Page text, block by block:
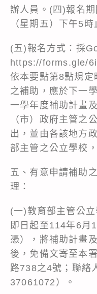
辦人員。(四)報名
（星期五）下午5時
(五)報名方式：採
https://forms.gle/
依本要點第8點規
之補助，應於下一
一學年度補助計畫
（市）政府主管之
出，並由各該地方
部主管之公立學校
五、有意申請補助
理：
(一)教育部主管公
即日起至114年6月
憑），將補助計畫
後，免備文寄至本
路738之4號；聯絡
37061072）。